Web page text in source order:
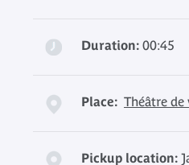
Duration: 00:45
Place: Théâtre de
Pickup location: